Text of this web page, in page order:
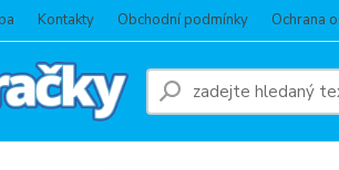
Kontakty Obchodní podmínky Ochrana